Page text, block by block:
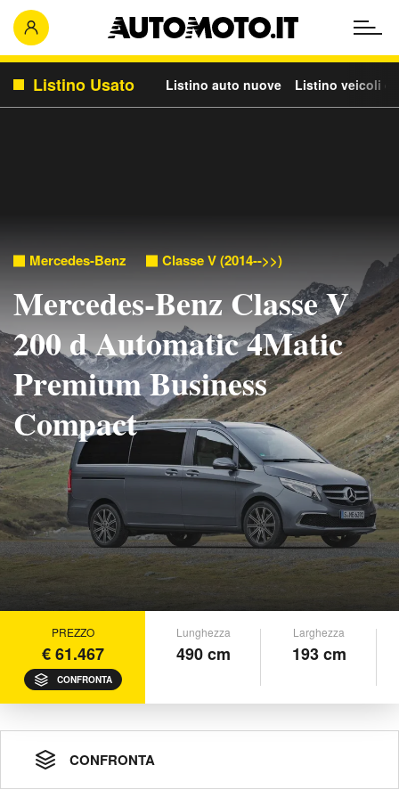
Listino Usato Listino auto nuove Listino veicoli
Mercedes-Benz Classe V (2014-->>)
Mercedes-Benz Classe V
200 d Automatic 4Matic
Premium Business
Compact
PREZZO
€ 61.467
CONFRONTA
Lunghezza
490 cm
Larghezza
193 cm
CONFRONTA